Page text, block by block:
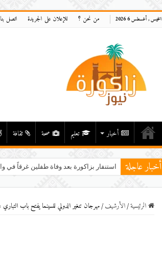
الخميس , أغسطس 6 2026 من نحن ؟ للإعلان على الجريدة اتصل بنا
أخبار تعليم صحة ثقافة
أخبار عاجلة استنفار بزاكورة بعد وفاة طفلين غرقاً في
الرئيسية/اﻷرشيف/مهرجان تنغير الدولي للسينما يفتح باب